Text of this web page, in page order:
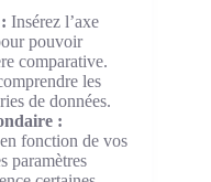
Insérez l’axe
pouvoir
comparative.
les
de données.
:
fonction de vos
paramètres